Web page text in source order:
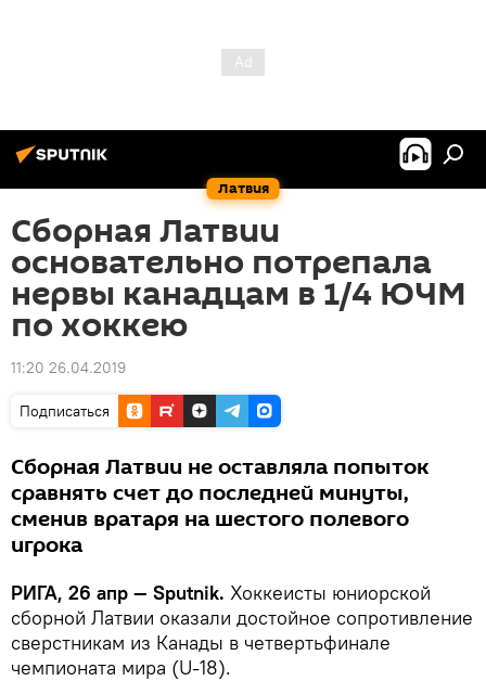
Латвия
Сборная Латвии
основательно потрепала
нервы канадцам в 1/4 ЮЧМ
по хоккею
11:20 26.04.2019
Подписаться
Сборная Латвии не оставляла попыток
сравнять счет до последней минуты,
сменив вратаря на шестого полевого
игрока
РИГА, 26 апр — Sputnik. Хоккеисты юниорской
сборной Латвии оказали достойное сопротивление
сверстникам из Канады в четвертьфинале
чемпионата мира (U-18).